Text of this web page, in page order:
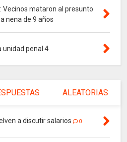
Vecinos mataron al presunto
nena de 9 años
unidad penal 4
ALEATORIAS
a discutir salarios 0